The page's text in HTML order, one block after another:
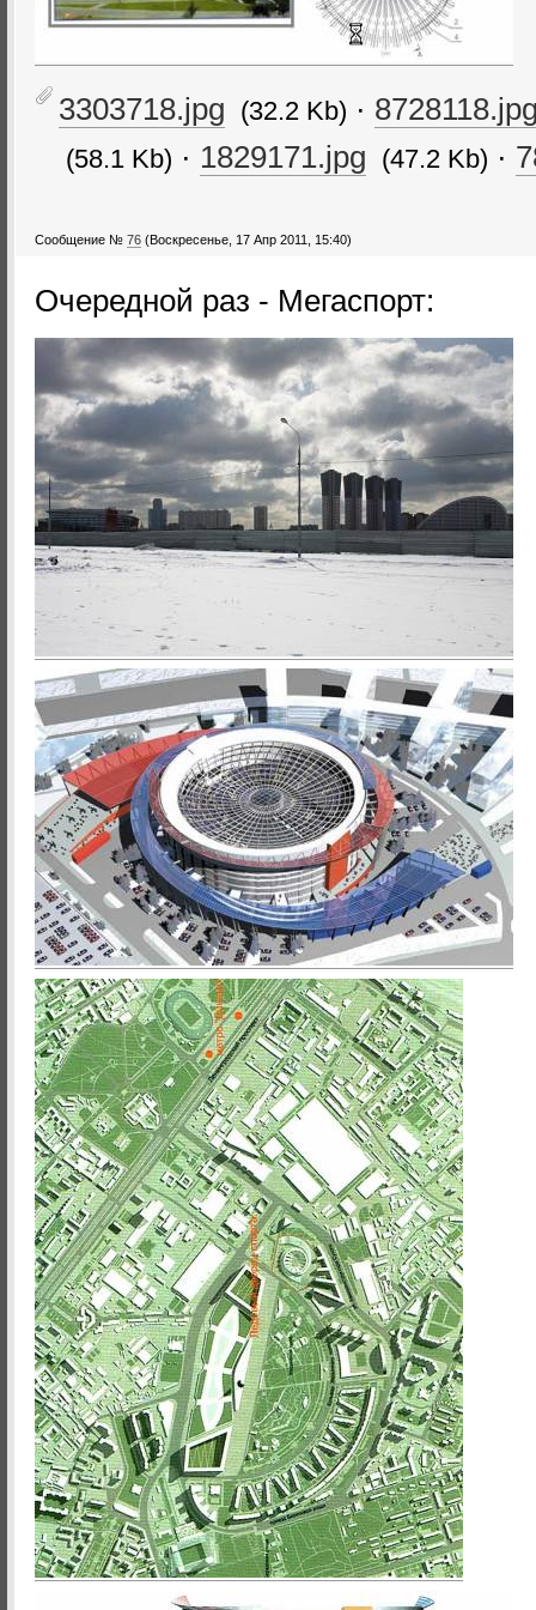
3303718.jpg (32.2 Kb) ·
(58.1 Kb) · 1829171.jpg (47.2 Kb) ·
Сообщение № 76 (Воскресенье, 17 Апр 2011, 15:40)
Очередной раз - Мегаспорт: